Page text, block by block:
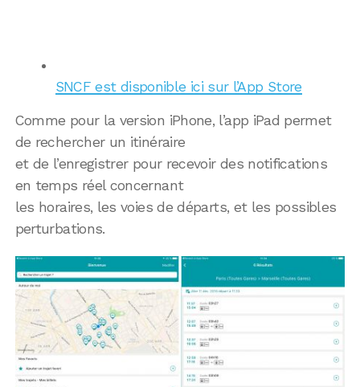
SNCF est disponible ici sur l’App Store
Comme pour la version iPhone, l’app iPad permet
de rechercher un itinéraire
et de l’enregistrer pour recevoir des notifications
en temps réel concernant
les horaires, les voies de départs, et les possibles
perturbations.